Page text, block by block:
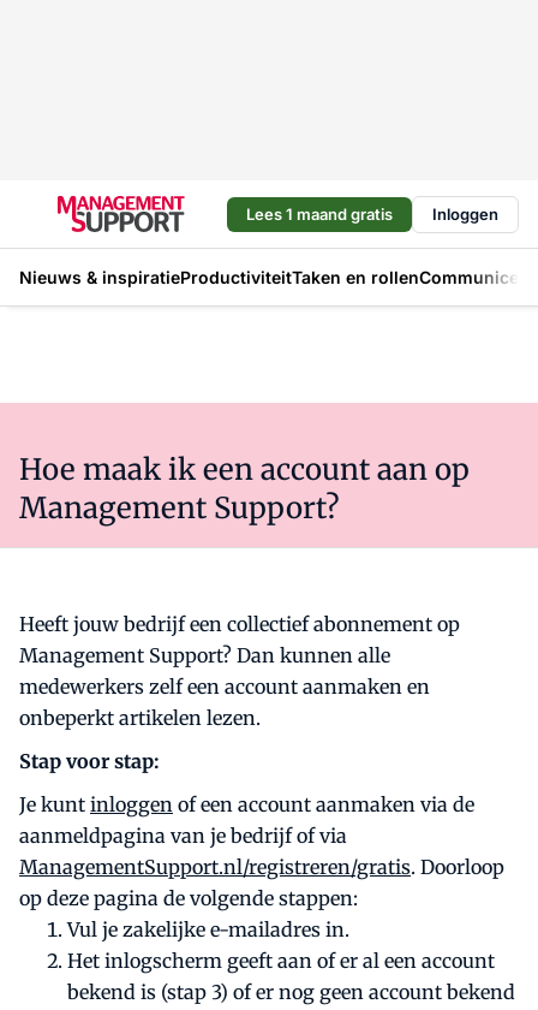
Lees 1 maand gratis Inloggen
Nieuws & inspiratieProductiviteitTaken en rollen
Hoe maak ik een account aan op
Management Support?
Heeft jouw bedrijf een collectief abonnement op
Management Support? Dan kunnen alle
medewerkers zelf een account aanmaken en
onbeperkt artikelen lezen.
Stap voor stap:
Je kunt inloggen of een account aanmaken via de
aanmeldpagina van je bedrijf of via
ManagementSupport.nl/registreren/gratis. Doorloop
op deze pagina de volgende stappen:
Vul je zakelijke e-mailadres in.
Het inlogscherm geeft aan of er al een account
bekend is (stap 3) of er nog geen account bekend